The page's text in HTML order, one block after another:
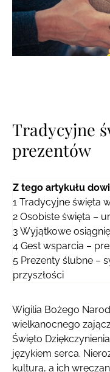
Tradycyjne
prezentów
Z tego artykułu
1 Tradycyjne święta
2 Osobiste święta –
3 Wyjątkowe
4 Gest wsparcia –
5 Prezenty ślubne –
przyszłości
Wigilia Bożego
wielkanocnego
Święto
językiem serca.
kulturą, a ich